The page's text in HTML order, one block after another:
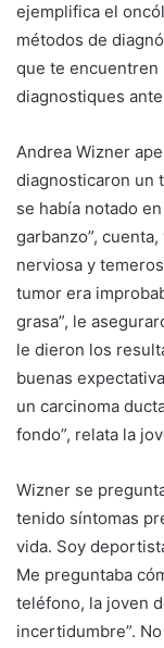
ejemplifica el
métodos de
que te encuentren
diagnostiques
Andrea Wizner
diagnosticaron un
se había notado
garbanzo”,
nerviosa y
tumor era
grasa”, le
le dieron los
buenas
un carcinoma
fondo”, relata la
Wizner se
tenido síntomas
vida. Soy
Me preguntaba
teléfono, la joven
incertidumbre”.